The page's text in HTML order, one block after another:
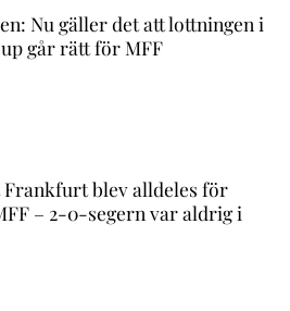
Nu gäller det att lottningen i
går rätt för MFF
blev alldeles för
– 2-0-segern var aldrig i